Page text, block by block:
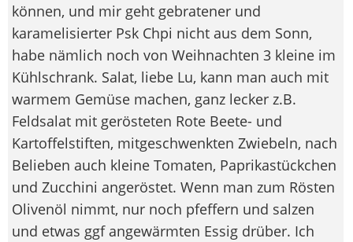
können, und mir geht gebratener und
karamelisierter Psk Chpi nicht aus dem Sonn,
habe nämlich noch von Weihnachten 3 kleine im
Kühlschrank. Salat, liebe Lu, kann man auch mit
warmem Gemüse machen, ganz lecker z.B.
Feldsalat mit gerösteten Rote Beete- und
Kartoffelstiften, mitgeschwenkten Zwiebeln, nach
Belieben auch kleine Tomaten, Paprikastückchen
und Zucchini angeröstet. Wenn man zum Rösten
Olivenöl nimmt, nur noch pfeffern und salzen
und etwas ggf angewärmten Essig drüber. Ich